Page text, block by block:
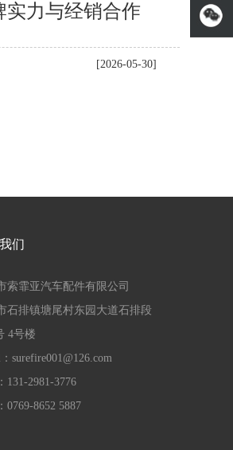
实力与经销合作
[2026-05-30]
们
索霏亚汽车配件有限公司
石排镇塘尾村东园大道石排段
4号楼
surefire001@126.com
131-2981-3776
0769-8652 5887
岳先